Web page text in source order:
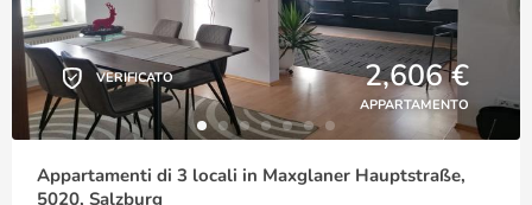
VERIFICATO 2,606 €
APPARTAMENTO
Appartamenti di 3 locali in Maxglaner Hauptstraße,
5020, Salzburg